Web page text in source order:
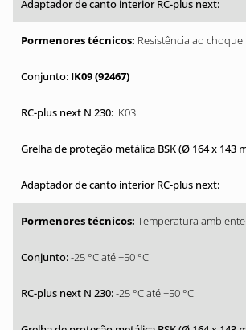
Resistência ao choque
IK09 (92467)
IK03
Temperatura ambiente
-25 °C até +50 °C
-25 °C até +50 °C